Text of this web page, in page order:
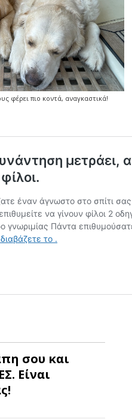
φέρει πιο κοντά, αναγκαστικά!
σου και
Είναι